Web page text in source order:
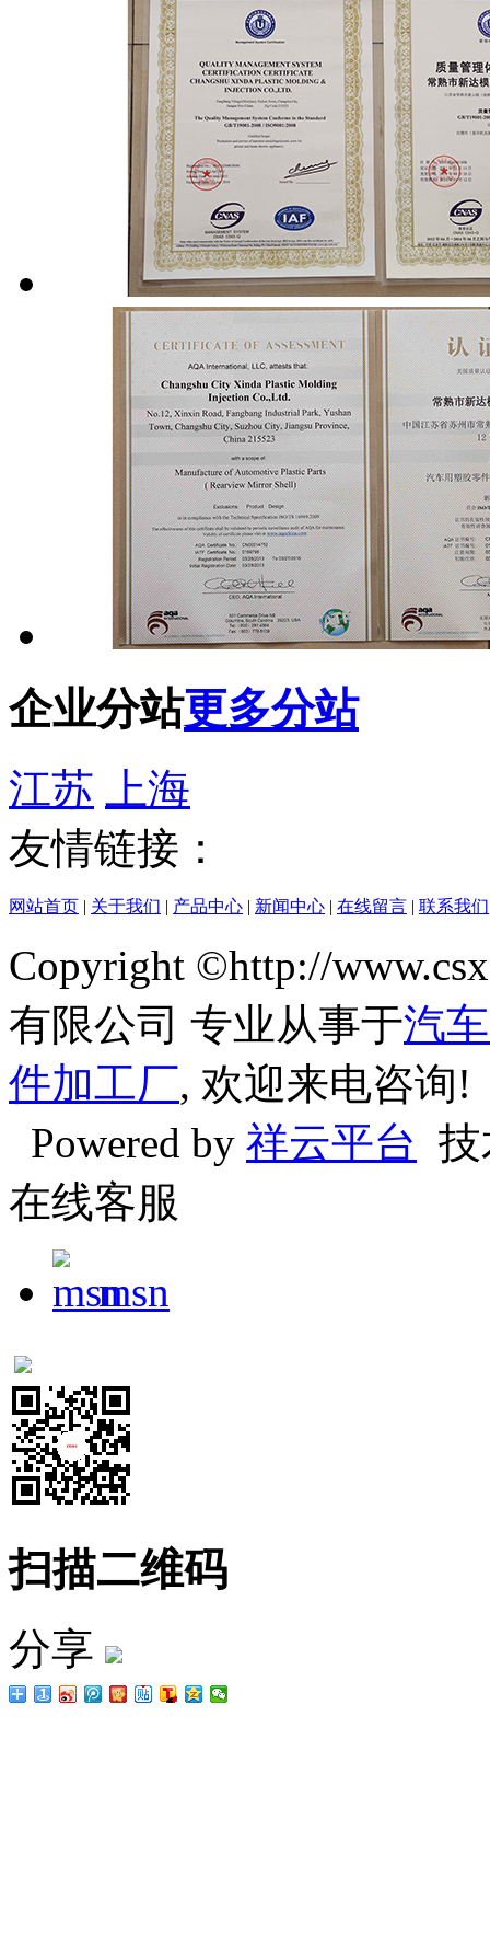
企业分站更多分站
江苏
上海
友情链接：
网站首页 | 关于我们 | 产品中心 | 新闻中心 | 在线留言 | 联系我们
Copyright ©http://
有限公司 专业从事于汽
件加工厂, 欢迎来电咨询!
Powered by 祥云平台
在线客服
msn
扫描二维码
分享